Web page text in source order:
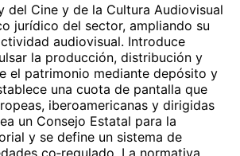
del Cine y de la Cultura Audiovisual
jurídico del sector, ampliando su
audiovisual. Introduce
la producción, distribución y
el patrimonio mediante depósito y
una cuota de pantalla que
iberoamericanas y dirigidas
un Consejo Estatal para la
y se define un sistema de
co‑regulado. La normativa